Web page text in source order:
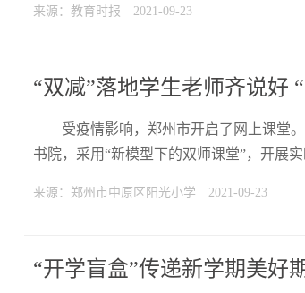
来源：教育时报 2021-09-23
“双减”落地学生老师齐说好
受疫情影响，郑州市开启了网上课堂
书院，采用“新模型下的双师课堂”，开展
来源：郑州市中原区阳光小学 2021-09-23
“开学盲盒”传递新学期美好